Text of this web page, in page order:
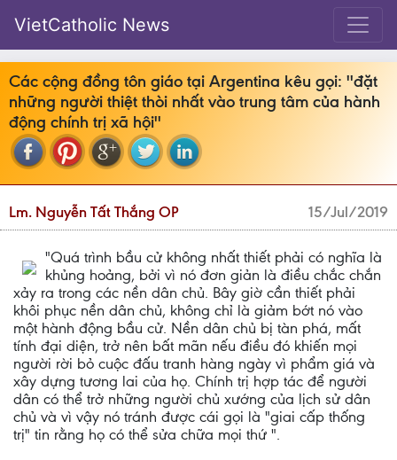
VietCatholic News
Các cộng đồng tôn giáo tại Argentina kêu gọi: ''đặt
những người thiệt thòi nhất vào trung tâm của hành
động chính trị xã hội''
Lm. Nguyễn Tất Thắng OP 15/Jul/2019
"Quá trình bầu cử không nhất thiết phải có nghĩa là
khủng hoảng, bởi vì nó đơn giản là điều chắc chắn
xảy ra trong các nền dân chủ. Bây giờ cần thiết phải
khôi phục nền dân chủ, không chỉ là giảm bớt nó vào
một hành động bầu cử. Nền dân chủ bị tàn phá, mất
tính đại diện, trở nên bất mãn nếu điều đó khiến mọi
người rời bỏ cuộc đấu tranh hàng ngày vì phẩm giá và
xây dựng tương lai của họ. Chính trị hợp tác để người
dân có thể trở những người chủ xướng của lịch sử dân
chủ và vì vậy nó tránh được cái gọi là "giai cấp thống
trị" tin rằng họ có thể sửa chữa mọi thứ ".